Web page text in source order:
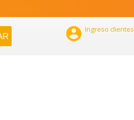
 Ingreso clientes